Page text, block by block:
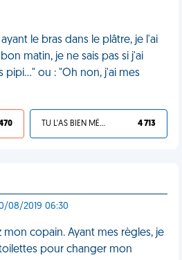
le bras dans le plâtre, je l'ai
matin, je ne sais pas si j'ai
pipi..." ou : "Oh non, j'ai mes
TU L'AS BIEN MÉRITÉ 4 713
08/2019 06:30
mon copain. Ayant mes règles, je
pour changer mon